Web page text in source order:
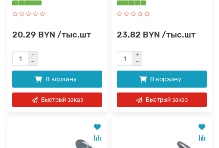
20.29 BYN /тыс.шт
В корзину
Быстрый заказ
23.82 BYN /тыс.шт
В корзину
Быстрый заказ